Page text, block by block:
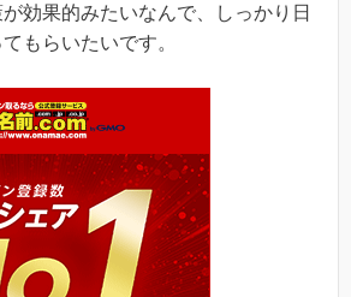
効果的みたいなんで、しっかり日
もらいたいです。